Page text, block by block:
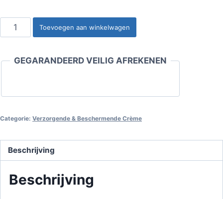
Hand
Care
aantal
Toevoegen aan winkelwagen
GEGARANDEERD VEILIG AFREKENEN
Categorie: Verzorgende & Beschermende Crème
Beschrijving
Beschrijving